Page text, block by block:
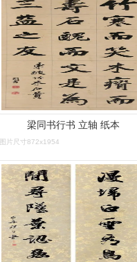
梁同书行书 立轴 纸本
图片尺寸872x1954